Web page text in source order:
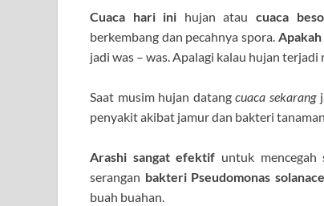
Cuaca hari ini hujan ataucuaca
berkembang dan pecahnya spora. Apakah
jadi was – was. Apalagi kalau hujan terjadi
Saat musim hujan datangcuaca sekarang
penyakit akibat jamur dan bakteri
Arashi sangat efektif untuk
serangan bakteri Pseudomonas
buah buahan.